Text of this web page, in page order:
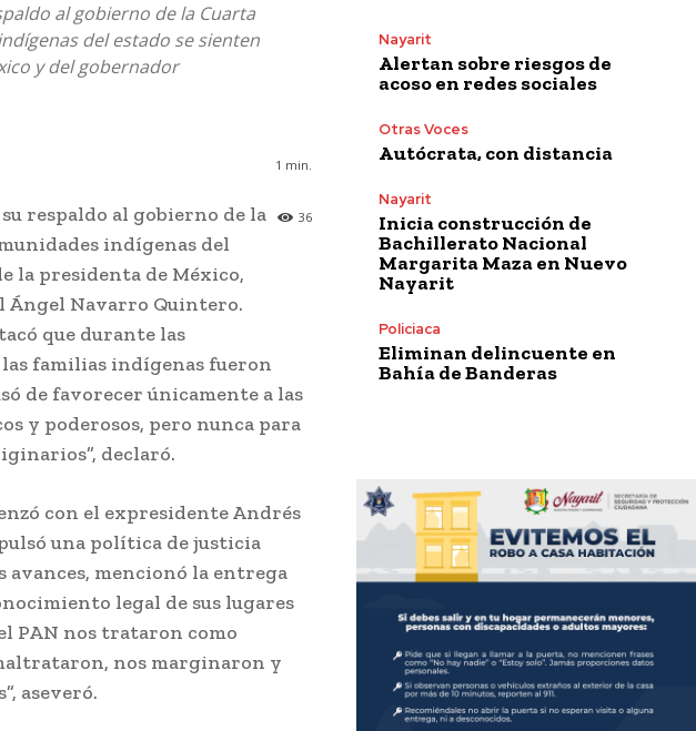
al gobierno de la Cuarta
del estado se sienten
y del gobernador
1 min.
36
respaldo al gobierno de la
indígenas del
la presidenta de México,
Ángel Navarro Quintero.
que durante las
las familias indígenas fueron
de favorecer únicamente a las
y poderosos, pero nunca para
declaró.
con el expresidente Andrés
una política de justicia
mencionó la entrega
legal de sus lugares
PAN nos trataron como
nos marginaron y
aseveró.
Nayarit
Alertan sobre riesgos de
acoso en redes sociales
Otras Voces
Autócrata, con distancia
Nayarit
Inicia construcción de
Bachillerato Nacional
Margarita Maza en Nuevo
Nayarit
Policiaca
Eliminan delincuente en
Bahía de Banderas